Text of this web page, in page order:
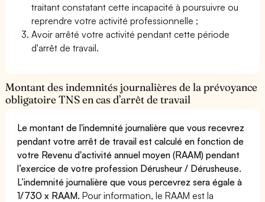
traitant constatant cette incapacité à poursuivre ou
reprendre votre activité professionnelle ;
Avoir arrêté votre activité pendant cette période
d'arrêt de travail.
Montant des indemnités journalières de la prévoyance
obligatoire TNS en cas d’arrêt de travail
Le montant de l'indemnité journalière que vous recevrez
pendant votre arrêt de travail est calculé en fonction de
votre Revenu d'activité annuel moyen (RAAM) pendant
l’exercice de votre profession Dérusheur / Dérusheuse.
L’indemnité journalière que vous percevrez sera égale à
1/730 x RAAM. Pour information, le RAAM est la